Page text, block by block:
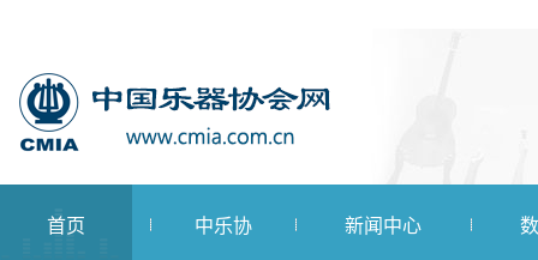
首页 中乐协 新闻中心